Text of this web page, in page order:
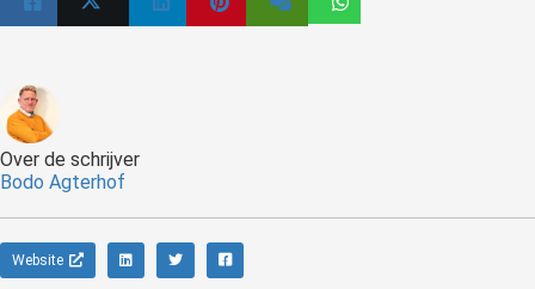
Over de schrijver
Bodo Agterhof
Website